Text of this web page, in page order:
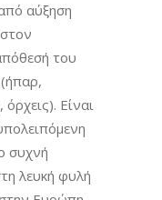
αύξηση
του
Είναι
συχνή
λευκή φυλή